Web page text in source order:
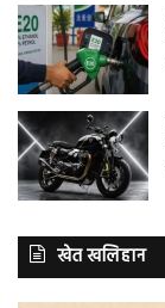
खेत खलिहान